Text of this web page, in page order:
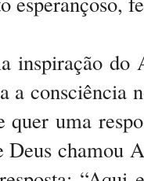
inspiração do
a consciência
quer uma
Deus chamou